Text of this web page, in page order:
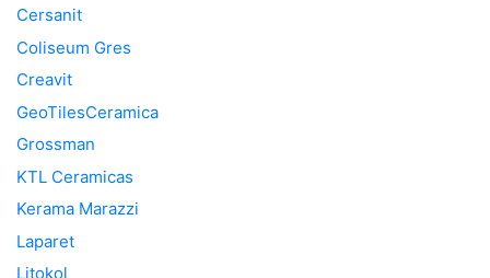
Cersanit
Coliseum Gres
Creavit
GeoTilesCeramica
Grossman
KTL Ceramicas
Kerama Marazzi
Laparet
Litokol